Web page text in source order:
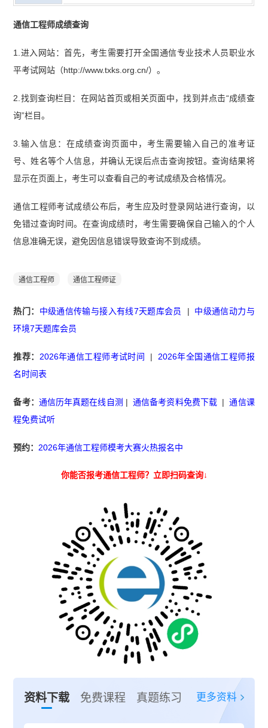
通信工程师成绩查询
1.进入网站：首先，考生需要打开全国通信专业技术人员职业水
平考试网站（http://www.txks.org.cn/）。
2.找到查询栏目：在网站首页或相关页面中，找到并点击“成绩查
询”栏目。
3.输入信息：在成绩查询页面中，考生需要输入自己的准考证
号、姓名等个人信息，并确认无误后点击查询按钮。查询结果将
显示在页面上，考生可以查看自己的考试成绩及合格情况。
通信工程师考试成绩公布后，考生应及时登录网站进行查询，以
免错过查询时间。在查询成绩时，考生需要确保自己输入的个人
信息准确无误，避免因信息错误导致查询不到成绩。
通信工程师 通信工程师证
热门： 中级通信传输与接入有线7天题库会员 | 中级通信动力与
环境7天题库会员
推荐： 2026年通信工程师考试时间 | 2026年全国通信工程师报
名时间表
备考： 通信历年真题在线自测 |通信备考资料免费下载 |通信课
程免费试听
预约： 2026年通信工程师模考大赛火热报名中
你能否报考通信工程师？立即扫码查询↓
资料下载 免费课程 真题练习 更多资料